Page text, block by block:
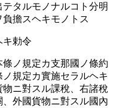
タルモノナルコト分明
擔スヘキモノトス
勅令
ノ規定カ支那國ノ條約
規定カ實施セラルヘキ
ニ對スル課稅、右諸稅
外國貨物ニ對スル國內